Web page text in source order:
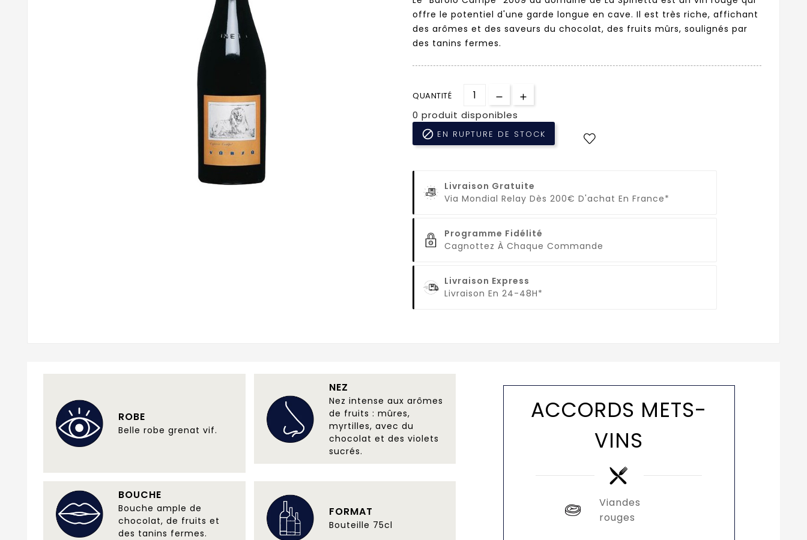
offre le potentiel d'une garde longue en cave. Il est très riche, affichant
des arômes et des saveurs du chocolat, des fruits mûrs, soulignés par
des tanins fermes.
QUANTITÉ
0 produit disponibles
 EN RUPTURE DE STOCK
Livraison Gratuite
Via Mondial Relay Dès 200€ D'achat En France*
Programme Fidélité
Cagnottez À Chaque Commande
Livraison Express
Livraison En 24-48H*
ROBE
Belle robe grenat vif.
NEZ
Nez intense aux arômes
de fruits : mûres,
myrtilles, avec du
chocolat et des violets
sucrés.
BOUCHE
Bouche ample de
chocolat, de fruits et
des tanins fermes.
FORMAT
Bouteille 75cl
ACCORDS METS-
VINS
Viandes
rouges